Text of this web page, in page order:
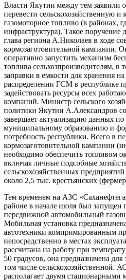
Власти Якутии между тем заявили
перевести сельскохозяйственную
газомоторное топливо (в районах,
инфраструктура). Такое поручение
глава региона А.Николаев в ходе
кормозаготовительной кампании.
оперативно запустить механизм
топлива сельхозпроизводителям, в
заправки в емкости для хранения
распределении ГСМ в республике
задействовать ресурсы всех
компаний. Министр сельского
политики Якутии А.Александров
завершает актуализацию данных
муниципальному образованию и
потребность республики. Всего в
кормозаготовительной кампании
необходимо обеспечить топливом
включая личные подсобные
сельскохозяйственных
около 2,5 тыс. крестьянских
Тем временем на АЗС
районе в начале июля был запущен
передвижной автомобильный
Мобильная установка
автотехники компримированным
непосредственно в местах
рассчитана на работу при
50 градусов, она предназначена
том числе сельскохозяйственной.
располагает двумя